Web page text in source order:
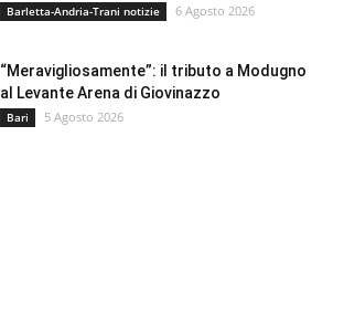
Barletta-Andria-Trani notizie 6 Agosto 2026
“Meravigliosamente”: il tributo a Modugno
al Levante Arena di Giovinazzo
Bari 5 Agosto 2026